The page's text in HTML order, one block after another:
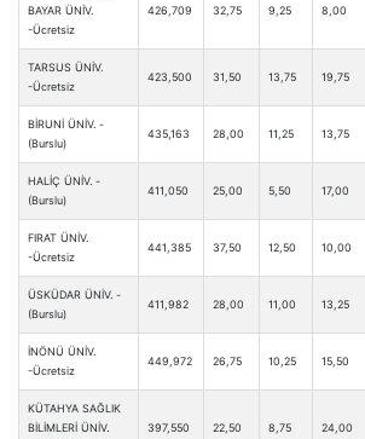
BAYAR ÜNİV.
-Ücretsiz
426,709 32,75 9,25 8,00
TARSUS ÜNİV.
-Ücretsiz
423,500 31,50 13,75 19,75
BİRUNİ ÜNİV. -
(Burslu)
435,163 28,00 11,25 13,75
HALİÇ ÜNİV. -
(Burslu)
411,050 25,00 5,50 17,00
FIRAT ÜNİV.
-Ücretsiz
441,385 37,50 12,50 10,00
ÜSKÜDAR ÜNİV. -
(Burslu)
411,982 28,00 11,00 13,25
İNÖNÜ ÜNİV.
-Ücretsiz
449,972 26,75 10,25 15,50
KÜTAHYA SAĞLIK
BİLİMLERİ ÜNİV.
397,550 22,50 8,75 24,00